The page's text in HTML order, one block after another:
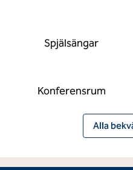
Spjälsängar
Konferensrum
Alla